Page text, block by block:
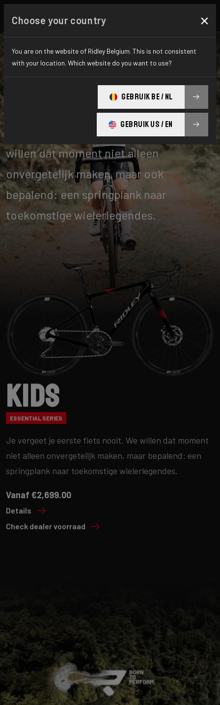
Je vergeet je eerste fiets nooit. Wij
willen dat moment niet alleen
onvergetelijk maken, maar ook
bepalend: een springplank naar
toekomstige wielerlegendes.
Kids
ESSENTIAL SERIES
Je vergeet je eerste fiets nooit. We willen dat moment
niet alleen onvergetelijk maken, maar bepalend: een
springplank naar toekomstige wielerlegendes.
Vanaf €2,699.00
Details
Check dealer voorraad
Choose your country ×
You are on the website of Ridley Belgium. This is not consistent
with your location. Which website do you want to use?
GEBRUIK BE / NL
GEBRUIK US / EN